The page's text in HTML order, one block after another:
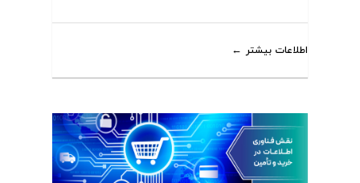
اطلاعات بیشتر